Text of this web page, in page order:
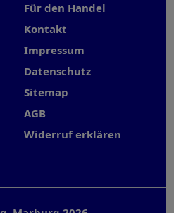
Für den Handel
Kontakt
Impressum
Datenschutz
Sitemap
AGB
Widerruf erklären